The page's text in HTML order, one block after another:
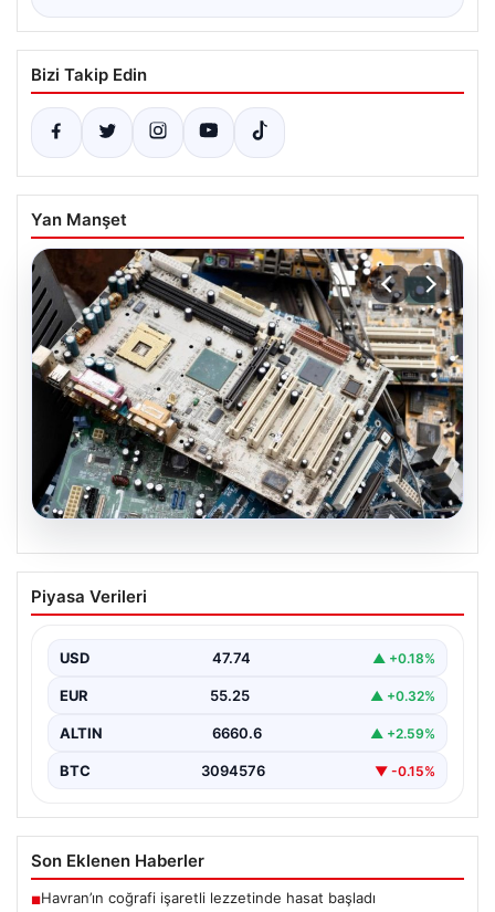
Bizi Takip Edin
Yan Manşet
08.08.2026
Sektörel Atık Çözümleri ile Geri
Dönüşüm
altyapı sistemlerini sürekli aralıklarla değiştirmektedir.
Bu güncelleme süreçlerinde…
Piyasa Verileri
USD 47.74 ▲ +0.18%
EUR 55.25 ▲ +0.32%
ALTIN 6660.6 ▲ +2.59%
BTC 3094576 ▼ -0.15%
Son Eklenen Haberler
■Havran’ın coğrafi işaretli lezzetinde hasat başladı